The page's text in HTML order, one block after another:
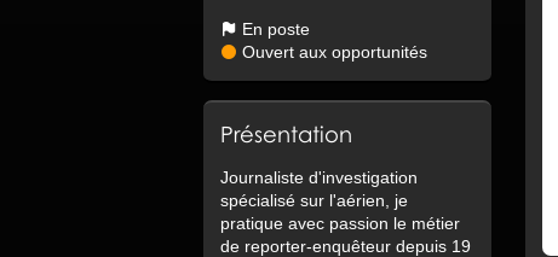
En poste
Ouvert aux opportunités
Présentation
Journaliste d'investigation
spécialisé sur l'aérien, je
pratique avec passion le métier
de reporter-enquêteur depuis 19